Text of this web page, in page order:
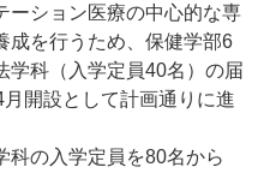
ーション医療の中心的な専
成を行うため、保健学部6
学科（入学定員40名）の届
開設として計画通りに進
科の入学定員を80名から